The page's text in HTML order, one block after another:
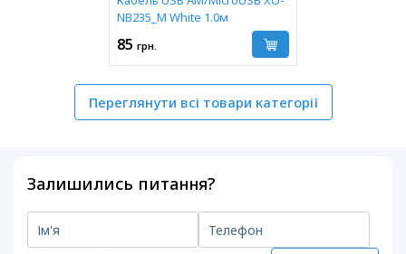
NB235_M White 1.0м
85 грн.
Переглянути всі товари категорії
Залишились питання?